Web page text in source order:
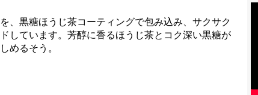
、黒糖ほうじ茶コーティングで包み込み、サクサク
しています。芳醇に香るほうじ茶とコク深い黒糖が
めるそう。